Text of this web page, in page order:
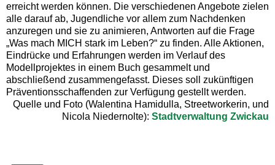
erreicht werden können. Die verschiedenen Angebote zielen
alle darauf ab, Jugendliche vor allem zum Nachdenken
anzuregen und sie zu animieren, Antworten auf die Frage
„Was mach MICH stark im Leben?“ zu finden. Alle Aktionen,
Eindrücke und Erfahrungen werden im Verlauf des
Modellprojektes in einem Buch gesammelt und
abschließend zusammengefasst. Dieses soll zukünftigen
Präventionsschaffenden zur Verfügung gestellt werden.
Quelle und Foto (Walentina Hamidulla, Streetworkerin, und
Nicola Niedernolte): Stadtverwaltung Zwickau